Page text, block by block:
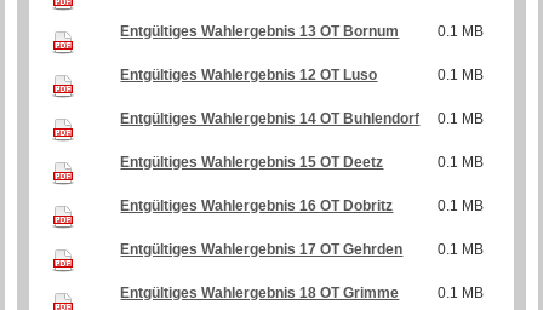
Entgültiges Wahlergebnis 13 OT Bornum 0.1 MB
Entgültiges Wahlergebnis 12 OT Luso 0.1 MB
Entgültiges Wahlergebnis 14 OT Buhlendorf 0.1 MB
Entgültiges Wahlergebnis 15 OT Deetz 0.1 MB
Entgültiges Wahlergebnis 16 OT Dobritz 0.1 MB
Entgültiges Wahlergebnis 17 OT Gehrden 0.1 MB
Entgültiges Wahlergebnis 18 OT Grimme 0.1 MB